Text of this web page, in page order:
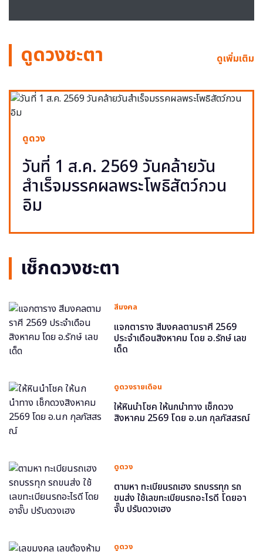
ดูดวงชะตา ดูเพิ่มเติม
ดูดวง
วันที่ 1 ส.ค. 2569 วันคล้ายวัน
สำเร็จมรรคผลพระโพธิสัตว์กวน
อิม
เช็กดวงชะตา
สีมงคล
แจกตาราง สีมงคลตามราศี 2569
ประจำเดือนสิงหาคม โดย อ.รักษ์ เลข
เด็ด
ดูดวงรายเดือน
ให้หินนำโชค ให้นกนำทาง เช็กดวง
สิงหาคม 2569 โดย อ.นก กุลภัสสรณ์
ดูดวง
ตามหา ทะเบียนรถเฮง รถบรรทุก รถ
ขนส่ง ใช้เลขทะเบียนรถอะไรดี โดยอา
จั๊บ ปรับดวงเฮง
ดูดวง